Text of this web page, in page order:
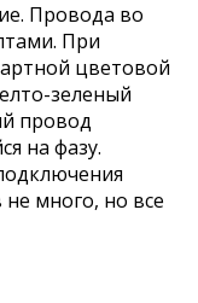
Провода во
При
цветовой
зеленый
провод
на фазу.
много, но все